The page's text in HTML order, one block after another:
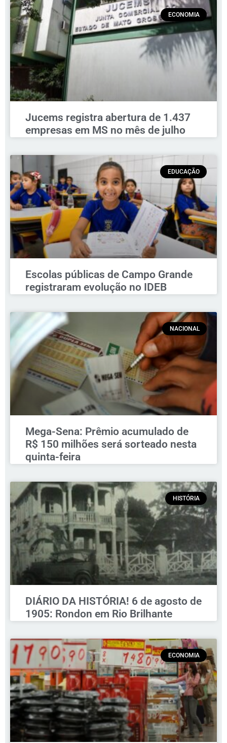
ECONOMIA
Jucems registra abertura de 1.437
empresas em MS no mês de julho
EDUCAÇÃO
Escolas públicas de Campo Grande
registraram evolução no IDEB
NACIONAL
Mega-Sena: Prêmio acumulado de
R$ 150 milhões será sorteado nesta
quinta-feira
HISTÓRIA
DIÁRIO DA HISTÓRIA! 6 de agosto de
1905: Rondon em Rio Brilhante
ECONOMIA